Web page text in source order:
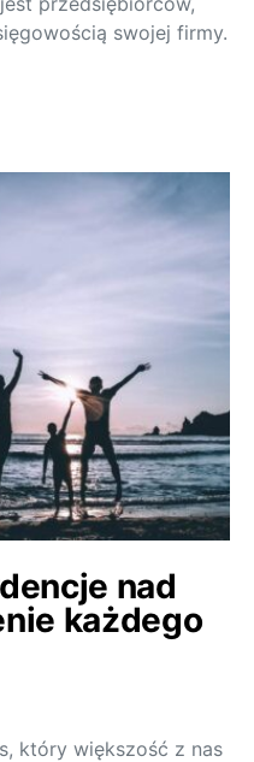
swojej firmy.
nad
każdego
który większość z nas